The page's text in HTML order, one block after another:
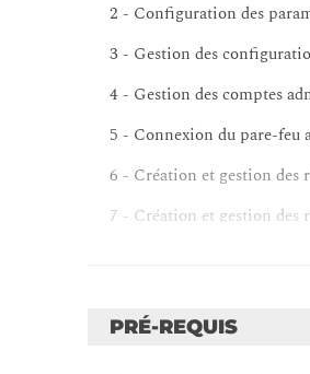
2 - Configuration des
3 - Gestion des
4 - Gestion des comptes
5 - Connexion du pare-feu
6 - Création et gestion des
7 - Création et gestion des
10 - Blocage du trafic Web
PRÉ-REQUIS